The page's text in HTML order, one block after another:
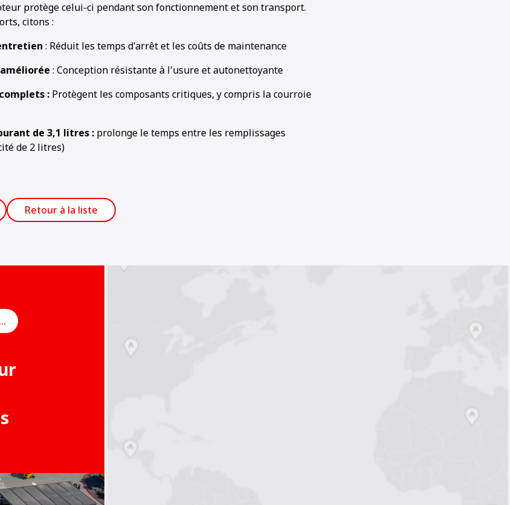
protège celui-ci pendant son fonctionnement et son transport.
citons :
: Réduit les temps d'arrêt et les coûts de maintenance
: Conception résistante à l'usure et autonettoyante
: Protègent les composants critiques, y compris la courroie
de 3,1 litres : prolonge le temps entre les remplissages
de 2 litres)
Retour à la liste
Planifier une réunion en ligne